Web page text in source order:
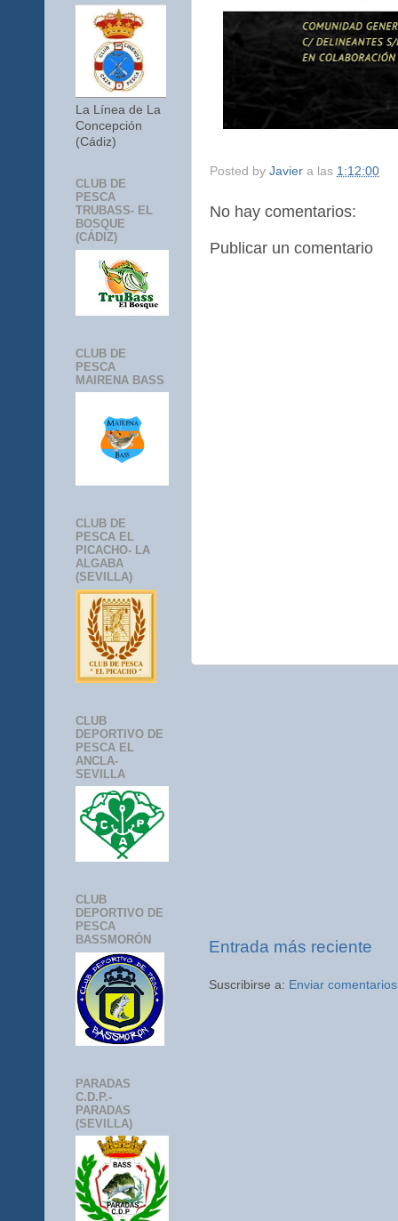
Posted by Javier a las 1:12:00
No hay comentarios:
Publicar un comentario
Entrada más reciente
Suscribirse a: Enviar
La Línea de La
Concepción
(Cádiz)
CLUB DE
PESCA
TRUBASS- EL
BOSQUE
(CÁDIZ)
CLUB DE
PESCA
MAIRENA BASS
CLUB DE
PESCA EL
PICACHO- LA
ALGABA
(SEVILLA)
CLUB
DEPORTIVO DE
PESCA EL
ANCLA-
SEVILLA
CLUB
DEPORTIVO DE
PESCA
BASSMORÓN
PARADAS
C.D.P.-
PARADAS
(SEVILLA)